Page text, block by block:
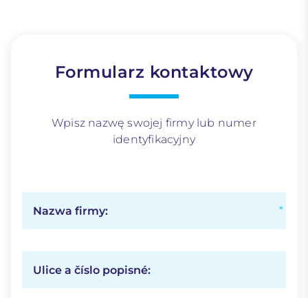
Formularz kontaktowy
Wpisz nazwę swojej firmy lub numer
identyfikacyjny
Nazwa firmy:
Ulice a číslo popisné: